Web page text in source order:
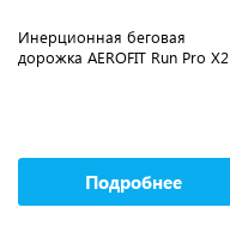
Инерционная беговая
дорожка AEROFIT Run Pro X2
Подробнее